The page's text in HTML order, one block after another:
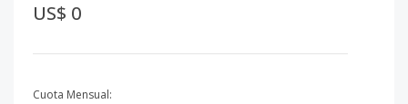
US$ 0
Cuota Mensual: